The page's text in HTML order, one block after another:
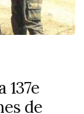
de